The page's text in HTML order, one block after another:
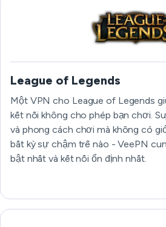
League of Legends
Một VPN cho League of Legends
kết nối không cho phép bạn chơi.
và phong cách chơi mà không có
bất kỳ sự chậm trễ nào - VeePN
bật nhất và kết nối ổn định nhất.